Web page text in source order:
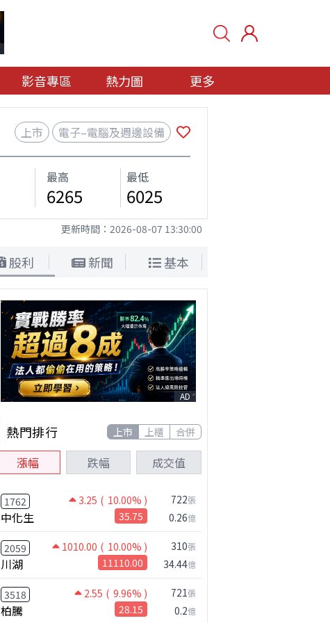
影音專區 熱力圖 更多
上市 電子–電腦及週邊設備
最高
6265
最低
6025
更新時間： 2026-08-07 13:30:00
股利 新聞 基本
AD
熱門排行 上市 上櫃 合併
漲幅 跌幅 成交值
1762 3.25 ( 10.00% )
中化生 35.75
722張
0.26億
2059 1010.00 ( 10.00% )
川湖 11110.00
310張
34.44億
3518 2.55 ( 9.96% )
柏騰 28.15
721張
0.2億